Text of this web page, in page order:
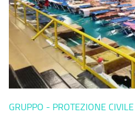
GRUPPO - PROTEZIONE CIVILE